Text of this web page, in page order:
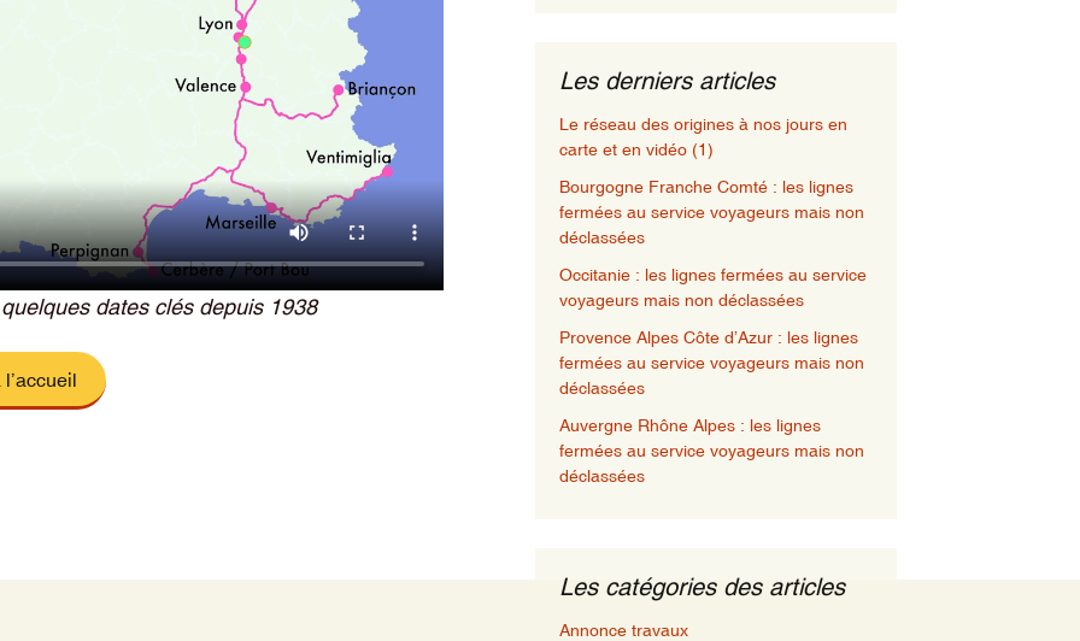
dates clés depuis 1938
Les derniers articles
Le réseau des origines à nos jours en
carte et en vidéo (1)
Bourgogne Franche Comté : les lignes
fermées au service voyageurs mais non
déclassées
Occitanie : les lignes fermées au service
voyageurs mais non déclassées
Provence Alpes Côte d’Azur : les lignes
fermées au service voyageurs mais non
déclassées
Auvergne Rhône Alpes : les lignes
fermées au service voyageurs mais non
déclassées
Les catégories des articles
Annonce travaux